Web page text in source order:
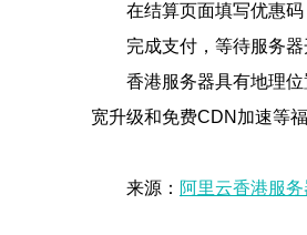
在结算页面填写优惠码
完成支付，等待服务器
香港服务器具有地理
宽升级和免费CDN加速等
来源： 阿里云香港服